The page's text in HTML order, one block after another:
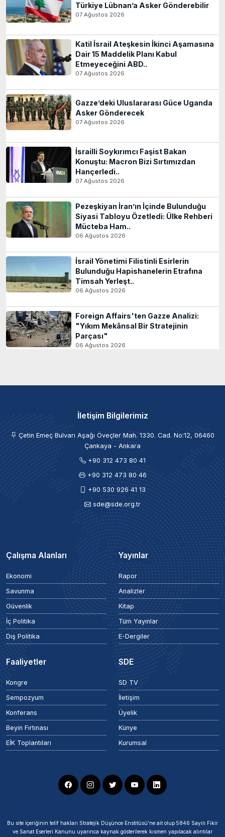
Türkiye Lübnan’a Asker Gönderebilir
07 Ağustos 2026
Katil İsrail Ateşkesin İkinci Aşamasına
Dair 15 Maddelik Planı Kabul
Etmeyeceğini ABD..
07 Ağustos 2026
Gazze’deki Uluslararası Güce Uganda
Asker Gönderecek
07 Ağustos 2026
İsrailli Soykırımcı Faşist Bakan
Konuştu: Macron Bizi Sırtımızdan
Hançerledi..
07 Ağustos 2026
Pezeşkiyan İran’ın İçinde Bulunduğu
Siyasi Tabloyu Özetledi: Ülke Rehberi
Mücteba Ham..
06 Ağustos 2026
İsrail Yönetimi Filistinli Esirlerin
Bulunduğu Hapishanelerin Etrafına
Timsah Yerleşt..
06 Ağustos 2026
Foreign Affairs'ten Gazze Analizi:
"Yıkım Mekânsal Bir Stratejinin
Parçası"
06 Ağustos 2026
İletişim Bilgilerimiz
Çetin Emeç Bulvarı Aşağı Öveçler Mah. 1330. Cad. No:12, 06460
Çankaya - Ankara
+90 312 473 80 41
+90 312 473 80 46
+90 530 926 41 13
sde@sde.org.tr
Çalışma Alanları
Ekonomi
Savunma
Güvenlik
İç Politika
Dış Politika
Yayınlar
Rapor
Analizler
Kitap
Tüm Yayınlar
E-Dergiler
Faaliyetler
Kongre
Sempozyum
Konferans
Beyin Fırtınası
EİK Toplantıları
SDE
SD TV
İletişim
Üyelik
Künye
Kurumsal
Bu site içeriğinin telif hakları Stratejik Düşünce Enstitüsü’ne ait olup 5846 Sayılı Fikir
ve Sanat Eserleri Kanunu uyarınca kaynak gösterilerek kısmen yapılacak alıntılar